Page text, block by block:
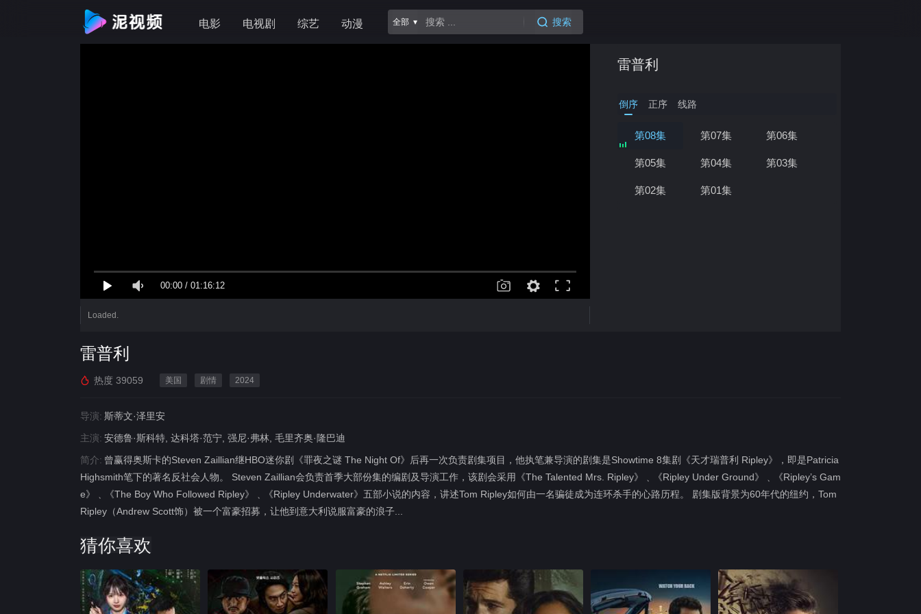
电影 电视剧 综艺 动漫 全部 ▾ 搜索
00:00 / 01:16:12
Loaded.
正在加载…
雷普利
倒序 正序 线路
第08集 第07集 第06集
第05集 第04集 第03集
第02集 第01集
雷普利
热度 39059 美国 剧情 2024
导演: 斯蒂文·泽里安
主演: 安德鲁·斯科特, 达科塔·范宁, 强尼·弗林, 毛里齐奥·隆巴迪
简介: 曾赢得奥斯卡的Steven Zaillian继HBO迷你剧《罪夜之谜 The Night Of》后再一次负责剧集项目，他执笔兼导演的剧集是Showtime 8集剧《天才瑞普利 Ripley》，即是Patricia
Highsmith笔下的著名反社会人物。 Steven Zaillian会负责首季大部份集的编剧及导演工作，该剧会采用《The Talented Mrs. Ripley》﹑《Ripley Under Ground》﹑《Ripley’s Gam
e》﹑《The Boy Who Followed Ripley》﹑《Ripley Underwater》五部小说的内容，讲述Tom Ripley如何由一名骗徒成为连环杀手的心路历程。 剧集版背景为60年代的纽约，Tom
Ripley（Andrew Scott饰）被一个富豪招募，让他到意大利说服富豪的浪子...
猜你喜欢